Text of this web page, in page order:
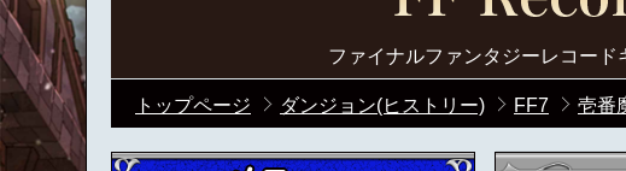
ファイナルファンタジーレコー
トップページ ダンジョン(ヒストリー) FF7 壱番